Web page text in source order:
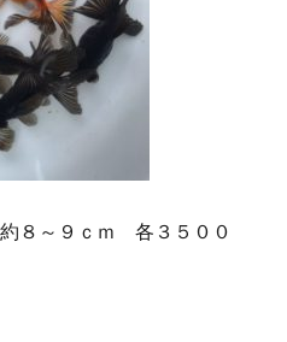
～９ｃｍ 各３５００